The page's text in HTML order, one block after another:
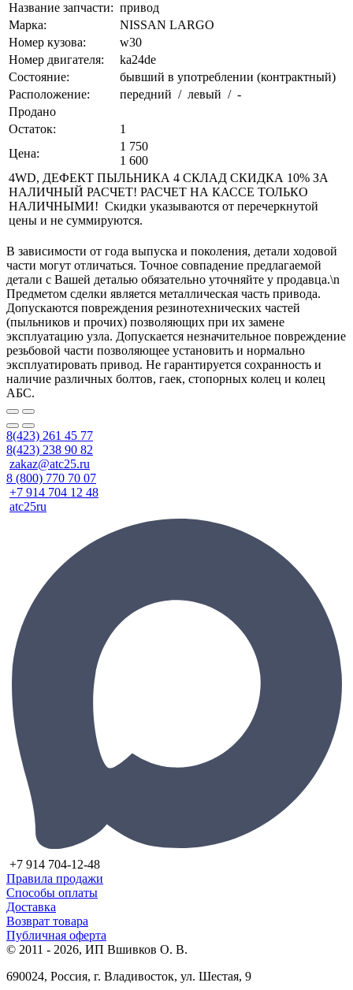
Название запчасти: привод
Марка:
NISSAN LARGO
Номер кузова:
w30
Номер двигателя:
ka24de
Состояние:
бывший в употреблении (контрактный)
Расположение:
передний / левый / -
Продано
Остаток:
1
Цена:
1 750
1 600
4WD, ДЕФЕКТ ПЫЛЬНИКА 4 СКЛАД СКИДКА 10% ЗА
НАЛИЧНЫЙ РАСЧЕТ! РАСЧЕТ НА КАССЕ ТОЛЬКО
НАЛИЧНЫМИ! Скидки указываются от перечеркнутой
цены и не суммируются.
В зависимости от года выпуска и поколения, детали ходовой
части могут отличаться. Точное совпадение предлагаемой
детали с Вашей деталью обязательно уточняйте у продавца.\n
Предметом сделки является металлическая часть привода.
Допускаются повреждения резинотехнических частей
(пыльников и прочих) позволяющих при их замене
эксплуатацию узла. Допускается незначительное повреждение
резьбовой части позволяющее установить и нормально
эксплуатировать привод. Не гарантируется сохранность и
наличие различных болтов, гаек, стопорных колец и колец
АБС.
8(423) 261 45 77
8(423) 238 90 82
zakaz@atc25.ru
8 (800) 770 70 07
+7 914 704 12 48
atc25ru
+7 914 704-12-48
Правила продажи
Способы оплаты
Доставка
Возврат товара
Публичная оферта
© 2011 - 2026, ИП Вшивков О. В.
690024, Россия, г. Владивосток, ул. Шестая, 9